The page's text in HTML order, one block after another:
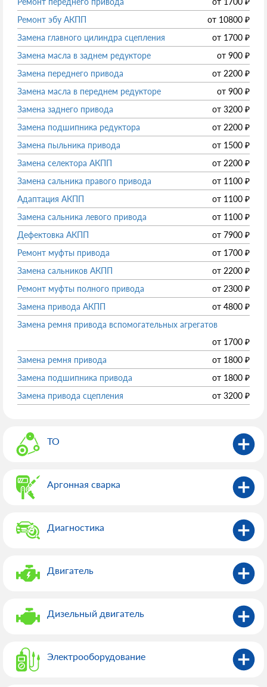
Ремонт эбу АКПП
от 10800 ₽
Замена главного цилиндра сцепления
от 1700 ₽
Замена масла в заднем редукторе
от 900 ₽
Замена переднего привода
от 2200 ₽
Замена масла в переднем редукторе
от 900 ₽
Замена заднего привода
от 3200 ₽
Замена подшипника редуктора
от 2200 ₽
Замена пыльника привода
от 1500 ₽
Замена селектора АКПП
от 2200 ₽
Замена сальника правого привода
от 1100 ₽
Адаптация АКПП
от 1100 ₽
Замена сальника левого привода
от 1100 ₽
Дефектовка АКПП
от 7900 ₽
Ремонт муфты привода
от 1700 ₽
Замена сальников АКПП
от 2200 ₽
Ремонт муфты полного привода
от 2300 ₽
Замена привода АКПП
от 4800 ₽
Замена ремня привода вспомогательных агрегатов
от 1700 ₽
Замена ремня привода
от 1800 ₽
Замена подшипника привода
от 1800 ₽
Замена привода сцепления
от 3200 ₽
ТО
Аргонная сварка
Диагностика
Двигатель
Дизельный двигатель
Электрооборудованиe